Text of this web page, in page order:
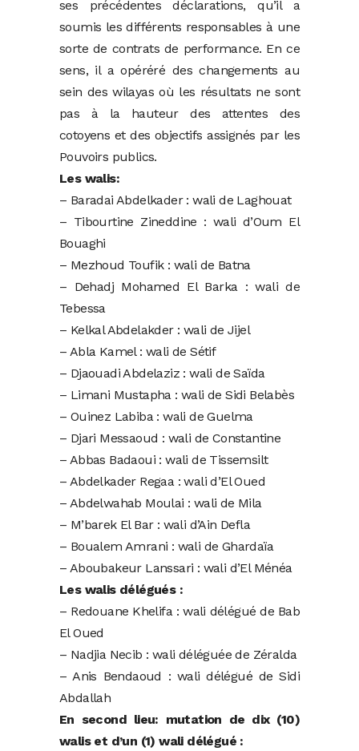
ses précédentes déclarations, qu’il a
soumis les différents responsables à une
sorte de contrats de performance. En ce
sens, il a opéréré des changements au
sein des wilayas où les résultats ne sont
pas à la hauteur des attentes des
cotoyens et des objectifs assignés par les
Pouvoirs publics.
Les walis:
– Baradai Abdelkader : wali de Laghouat
– Tibourtine Zineddine : wali d’Oum El
Bouaghi
– Mezhoud Toufik : wali de Batna
– Dehadj Mohamed El Barka : wali de
Tebessa
– Kelkal Abdelakder : wali de Jijel
– Abla Kamel : wali de Sétif
– Djaouadi Abdelaziz : wali de Saïda
– Limani Mustapha : wali de Sidi Belabès
– Ouinez Labiba : wali de Guelma
– Djari Messaoud : wali de Constantine
– Abbas Badaoui : wali de Tissemsilt
– Abdelkader Regaa : wali d’El Oued
– Abdelwahab Moulai : wali de Mila
– M’barek El Bar : wali d’Ain Defla
– Boualem Amrani : wali de Ghardaïa
– Aboubakeur Lanssari : wali d’El Ménéa
Les walis délégués :
– Redouane Khelifa : wali délégué de Bab
El Oued
– Nadjia Necib : wali déléguée de Zéralda
– Anis Bendaoud : wali délégué de Sidi
Abdallah
En second lieu: mutation de dix (10)
walis et d’un (1) wali délégué :